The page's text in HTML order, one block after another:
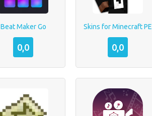
Beat Maker Go
0,0
Skins for Minecraft PE
0,0